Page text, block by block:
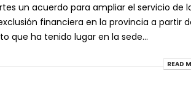
un acuerdo para ampliar el servicio de
financiera en la provincia a partir
que ha tenido lugar en la sede...
READ